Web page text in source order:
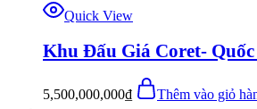
Quick View
Khu Đấu Giá Coret-
5,500,000,000₫ Thêm vào giỏ